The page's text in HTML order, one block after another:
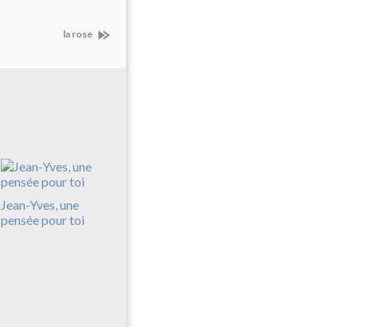
la rose
Jean-Yves, une
pensée pour toi